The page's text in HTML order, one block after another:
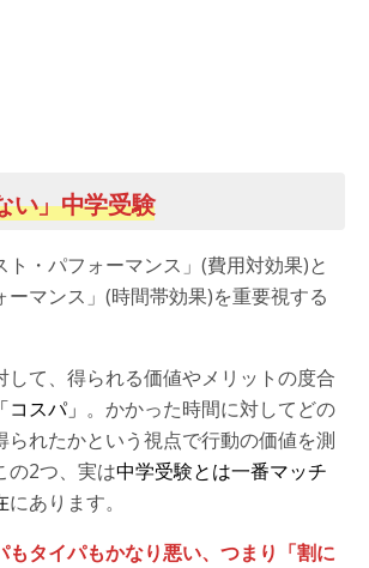
い」中学受験
ト・パフォーマンス」(費用対効果)と
ーマンス」(時間帯効果)を重要視する
して、得られる価値やメリットの度合
「コスパ」 。かかった時間に対してどの
られたかという視点で行動の価値を測
の2つ、実は中学受験とは一番マッチ
にあります。
もタイパもかなり悪い、つまり「割に